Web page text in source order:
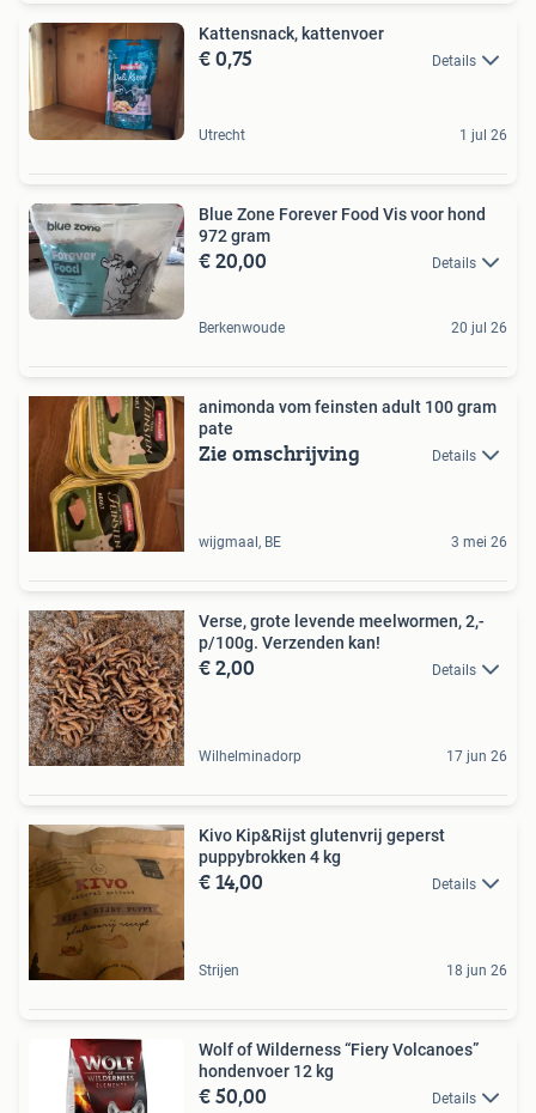
Kattensnack, kattenvoer
€ 0,75 Details
Utrecht 1 jul 26
Blue Zone Forever Food Vis voor hond
972 gram
€ 20,00 Details
Berkenwoude 20 jul 26
animonda vom feinsten adult 100 gram
pate
Zie omschrijving Details
wijgmaal, BE 3 mei 26
Verse, grote levende meelwormen, 2,-
p/100g. Verzenden kan!
€ 2,00 Details
Wilhelminadorp 17 jun 26
Kivo Kip&Rijst glutenvrij geperst
puppybrokken 4 kg
€ 14,00 Details
Strijen 18 jun 26
Wolf of Wilderness “Fiery Volcanoes”
hondenvoer 12 kg
€ 50,00 Details